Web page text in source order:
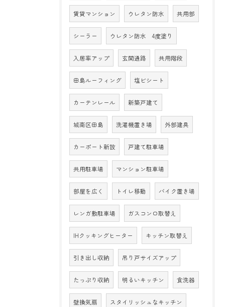
賃貸マンション ウレタン防水 共用部
シーラー ウレタン防水 4度塗り
入居率アップ 玄関通路 共用階段
田島ルーフィング 塩ビシート
カーテンレール 新築戸建て
城南区田島 洗濯機置き場 外部建具
カーポート新設 戸建て駐車場
共用駐車場 マンション駐車場
部屋を広く トイレ移動 バイク置き場
レンガ敷駐車場 ガスコンロ取替え
IHクッキングヒーター キッチン取替え
引き出し収納 吊り戸サイズアップ
たっぷり収納 明るいキッチン 食洗器
壁換気扇 スタイリッシュなキッチン